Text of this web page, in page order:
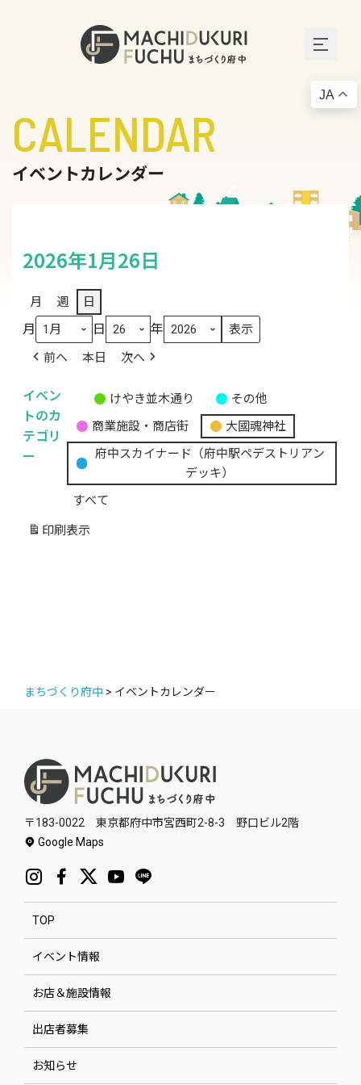
CALENDAR
イベントカレンダー
2026年1月26日
月 週 日
月 日 年
前へ 本日 次へ
イベン
トのカ
テゴリ
ー
題
の
カ
テ
ゴ
リ
けやき並木通り
その他
商業施設・商店街
大國魂神社
府中スカイナード（府中駅ペデストリアン
デッキ）
すべて
印刷 表示
まちづくり府中 > イベントカレンダー
〒183-0022 東京都府中市宮西町2-8-3 野口ビル2階
Google Maps
TOP
イベント情報
お店＆施設情報
出店者募集
お知らせ
JA